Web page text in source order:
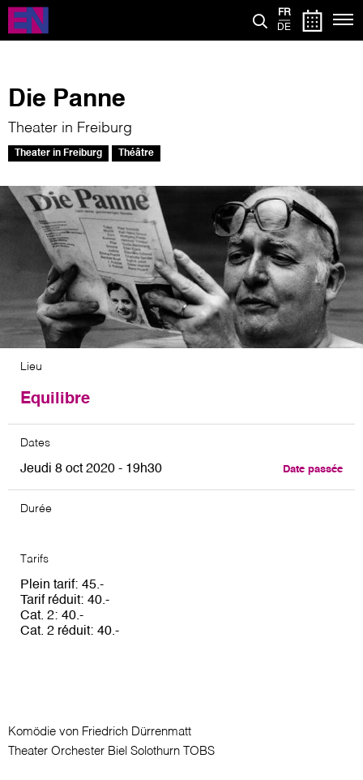
Aller
contenu
FR
DE
Die Panne
Theater in Freiburg
Theater in Freiburg Théâtre
Image
Lieu
Equilibre
Dates
Jeudi 8 oct 2020 - 19h30 Date passée
Durée
Tarifs
Plein tarif 45
Tarif réduit 40
Cat. 2 40
Cat. 2 réduit 40
Komödie von Friedrich Dürrenmatt
Theater Orchester Biel Solothurn TOBS